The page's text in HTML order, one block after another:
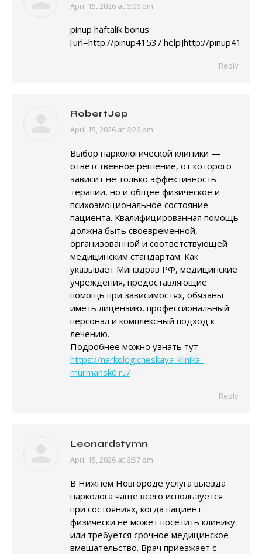
says:
April 15, 2026 at 6:06 pm
pinup haftalik bonus
[url=http://pinup41537.help]http://
Reply
RobertJep
says:
April 15, 2026 at 6:26 pm
Выбор наркологической клиники —
ответственное решение, от которого
зависит не только эффективность
терапии, но и общее физическое и
психоэмоциональное состояние
пациента. Квалифицированная помощь
должна быть своевременной,
организованной и соответствующей
медицинским стандартам. Как
указывает Минздрав РФ, медицинские
учреждения, предоставляющие
помощь при зависимостях, обязаны
иметь лицензию, профессиональный
персонал и комплексный подход к
лечению.
Подробнее можно узнать тут –
https://narkologicheskaya-klinika-
murmansk0.ru/
Reply
Leonardstymn
says:
April 15, 2026 at 6:57 pm
В Нижнем Новгороде услуга выезда
нарколога чаще всего используется
при состояниях, когда пациент
физически не может посетить клинику
или требуется срочное медицинское
вмешательство. Врач приезжает с